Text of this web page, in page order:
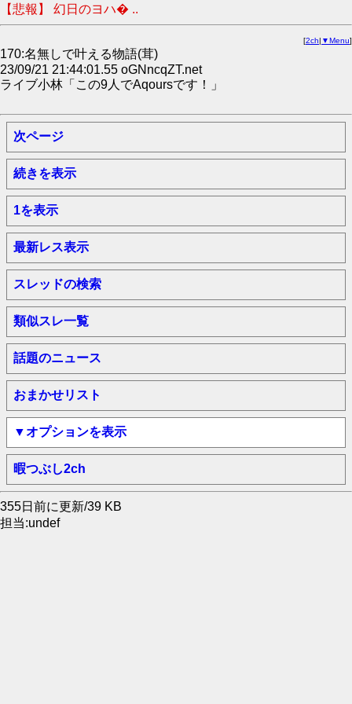
【悲報】 幻日のヨハ� ..
[2ch| ▼Menu]
170:名無しで叶える物語(茸)
23/09/21 21:44:01.55 oGNncqZT.net
ライブ小林「この9人でAqoursです！」
次ページ
続きを表示
1を表示
最新レス表示
スレッドの検索
類似スレ一覧
話題のニュース
おまかせリスト
▼オプションを表示
暇つぶし2ch
355日前に更新/39 KB
担当:undef